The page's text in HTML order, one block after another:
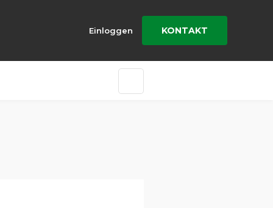
Einloggen KONTAKT